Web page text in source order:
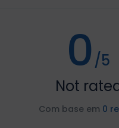
0/5
Not
Com base em 0